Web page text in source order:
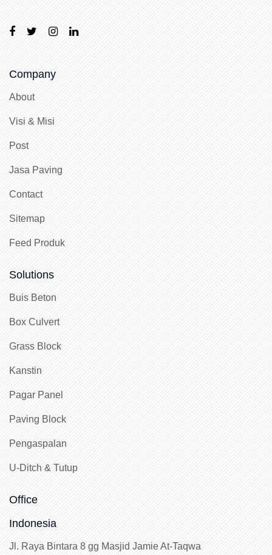
Company
About
Visi & Misi
Post
Jasa Paving
Contact
Sitemap
Feed Produk
Solutions
Buis Beton
Box Culvert
Grass Block
Kanstin
Pagar Panel
Paving Block
Pengaspalan
U-Ditch & Tutup
Office
Indonesia
Jl. Raya Bintara 8 gg Masjid Jamie At-Taqwa